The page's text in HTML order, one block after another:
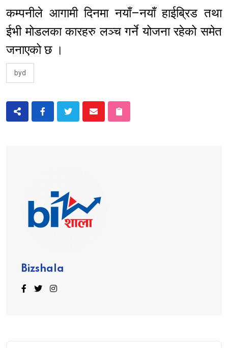
कम्पनीले आगामी दिनमा नयाँ–नयाँ हाईब्रिड तथा
ईभी मोडलका कारहरु लञ्च गर्ने योजना रहेको समेत
जनाएको छ ।
byd
Bizshala